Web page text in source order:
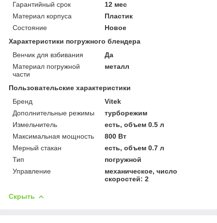
Гарантийный срок
12 мес
Материал корпуса
Пластик
Состояние
Новое
Характеристики погружного блендера
Венчик для взбивания
Да
Материал погружной
части
металл
Пользовательские характеристики
Бренд
Vitek
Дополнительные режимы
турборежим
Измельчитель
есть, объем 0.5 л
Максимальная мощность
800 Вт
Мерный стакан
есть, объем 0.7 л
Тип
погружной
Управление
механическое, число
скоростей: 2
Скрыть